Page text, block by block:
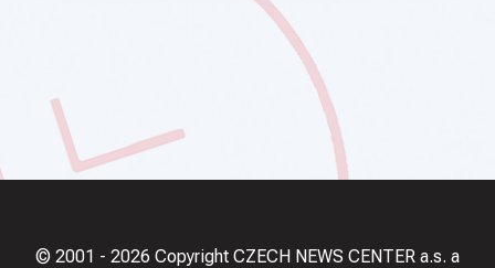
© 2001 - 2026 Copyright CZECH NEWS CENTER a.s. a